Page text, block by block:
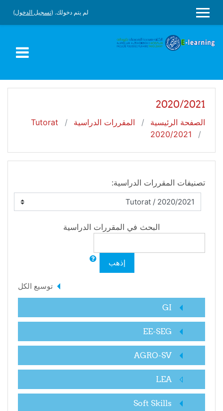
واجهة جانبية
لم يتم دخولك. (تسجيل الدخول)
2020/2021
الصفحة الرئيسية المقررات الدراسية
Tutorat
2020/2021
تصنيفات المقررات الدراسية:
البحث في المقررات الدراسية
إذهب
توسيع الكل
GI
EE-SEG
AGRO-SV
LEA
Soft Skills